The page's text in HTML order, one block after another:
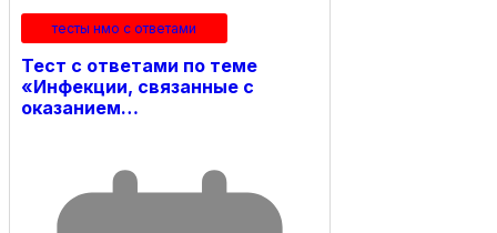
тесты нмо с ответами
Тест с ответами по теме
«Инфекции, связанные с
оказанием…